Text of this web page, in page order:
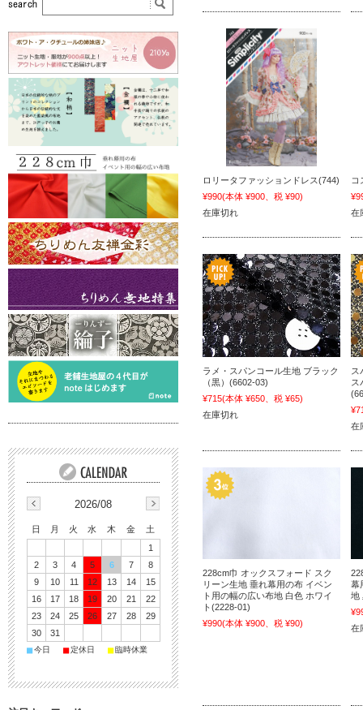
ロリータファッションドレス(744)
¥990(本体 ¥900、税 ¥90)
在庫切れ
コ
在
ラメ・スパンコール生地 ブラック
（黒）(6602-03)
¥715(本体 ¥650、税 ¥65)
在庫切れ
ス
ス
在
228cm巾 オックスフォード スク
リーン生地 垂れ幕用の布 イベン
ト用の幅の広い布地 白色 ホワイ
ト(2228-01)
¥990(本体 ¥900、税 ¥90)
幕
地
在
2026/08
日 月 火 水 木 金
土
1
2
3 4 5 6 7
8
9
10 11 12 13 14
15
16
17 18 19 20 21
22
23
24 25 26 27 28
29
30
31
■今日 ■定休日 ■臨時休業